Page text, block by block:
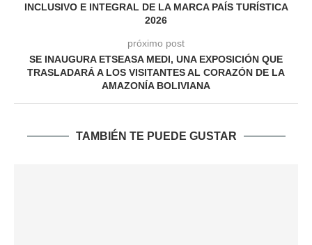
INCLUSIVO E INTEGRAL DE LA MARCA PAÍS TURÍSTICA
2026
próximo post
SE INAUGURA ETSEASA MEDI, UNA EXPOSICIÓN QUE
TRASLADARÁ A LOS VISITANTES AL CORAZÓN DE LA
AMAZONÍA BOLIVIANA
TAMBIÉN TE PUEDE GUSTAR